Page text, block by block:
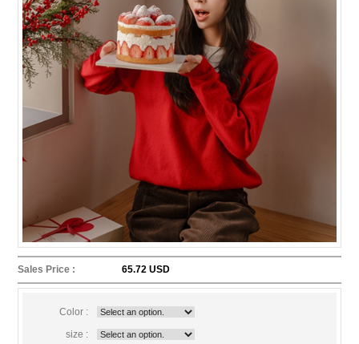
Sales Price : 65.72 USD
Color :
size :